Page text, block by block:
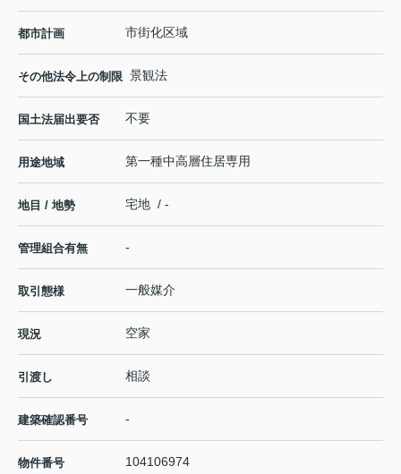
都市計画 市街化区域
その他法令上の制限 景観法
国土法届出要否 不要
用途地域 第一種中高層住居専用
地目 / 地勢 宅地 / -
管理組合有無 -
取引態様 一般媒介
現況 空家
引渡し 相談
建築確認番号 -
物件番号 104106974